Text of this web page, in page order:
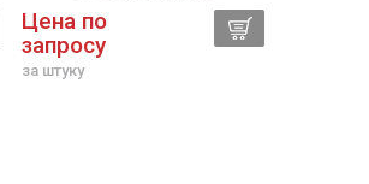
Цена по
запросу
за штуку